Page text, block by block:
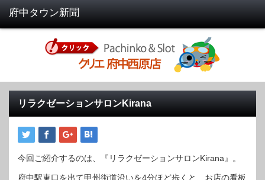
リラクゼーションサロンKirana
今回ご紹介するのは、『リラクゼーションサロンKirana』。
府中駅東口を出て甲州街道沿いを4分ほど歩くと、お店の看板